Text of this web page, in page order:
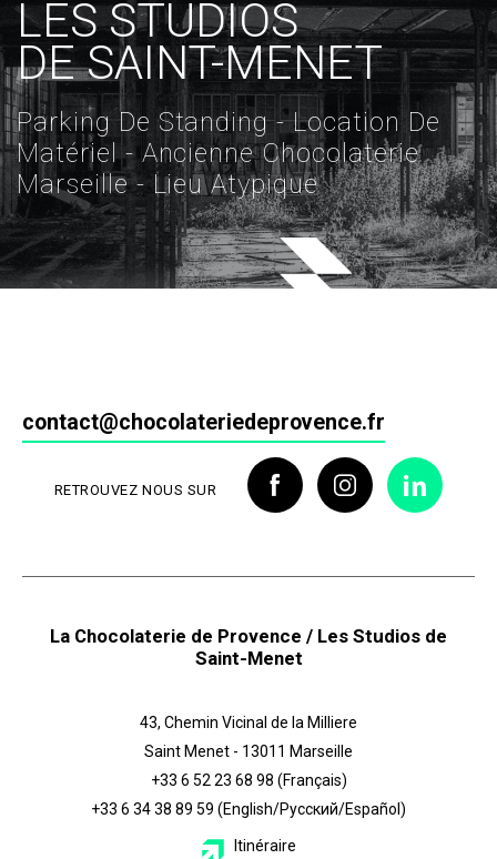
LES STUDIOS
DE SAINT-MENET
Parking De Standing - Location De
Matériel - Ancienne Chocolaterie
Marseille - Lieu Atypique
contact@chocolateriedeprovence.fr
RETROUVEZ NOUS SUR
La Chocolaterie de Provence / Les Studios de
Saint-Menet
43, Chemin Vicinal de la Milliere
Saint Menet - 13011 Marseille
+33 6 52 23 68 98 (Français)
+33 6 34 38 89 59 (English/Русский/Español)
Itinéraire